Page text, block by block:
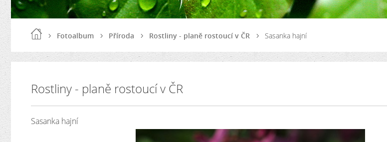
Fotoalbum Příroda Rostliny - planě rostoucí v ČR Sasanka hajní
Rostliny - planě rostoucí v ČR
Sasanka hajní